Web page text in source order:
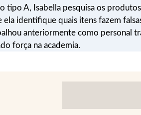
tipo A, Isabella pesquisa os
identifique quais itens fazem
anteriormente como personal
força na academia.